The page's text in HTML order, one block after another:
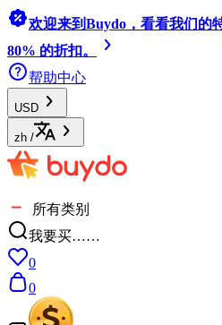
欢迎来到Buydo，看看我们的
80% 的折扣。
帮助中心
USD
zh /
所有类别
我要买……
0
0